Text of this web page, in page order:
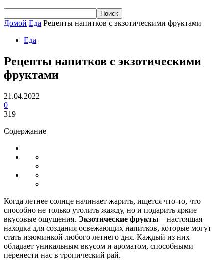
Домой Еда Рецепты напитков с экзотическими фруктами
Еда
Рецепты напитков с экзотическими
фруктами
21.04.2022
0
319
Содержание
Когда летнее солнце начинает жарить, ищется что-то, что
способно не только утолить жажду, но и подарить яркие
вкусовые ощущения. Экзотические фрукты – настоящая
находка для создания освежающих напитков, которые могут
стать изюминкой любого летнего дня. Каждый из них
обладает уникальным вкусом и ароматом, способными
перенести нас в тропический рай.